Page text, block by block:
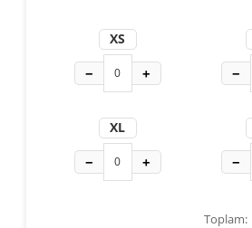
XS
− + −
XL
− + −
Toplam: